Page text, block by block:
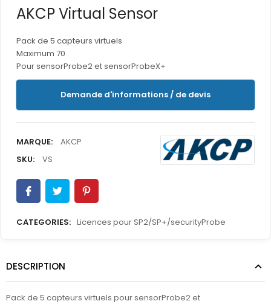
AKCP Virtual Sensor
Pack de 5 capteurs virtuels
Maximum 70
Pour sensorProbe2 et sensorProbeX+
Demande d'informations / de devis
MARQUE:
AKCP
SKU:
VS
CATEGORIES: Licences pour SP2/SP+/securityProbe
DESCRIPTION
Pack de 5 capteurs virtuels pour sensorProbe2 et